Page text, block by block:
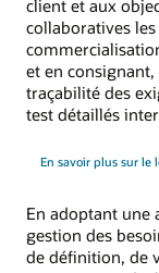
client et aux
collaboratives
et en
traçabilité des
test détaillés
En savoir plus sur le
En adoptant une
gestion des
de définition, de